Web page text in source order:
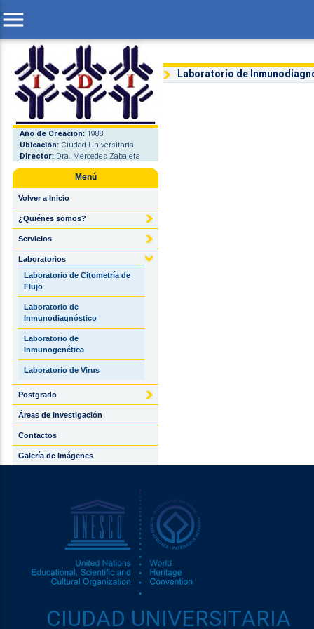
menu
Año de Creación: 1988
Ubicación: Ciudad Universitaria
Director: Dra. Mercedes Zabaleta
Menú
Volver a Inicio
¿Quiénes somos?
Servicios
Laboratorios
Laboratorio de Citometría de
Flujo
Laboratorio de
Inmunodiagnóstico
Laboratorio de
Inmunogenética
Laboratorio de Virus
Postgrado
Áreas de Investigación
Contactos
Galería de Imágenes
Laboratorio de
CIUDAD UNIVERSITARIA